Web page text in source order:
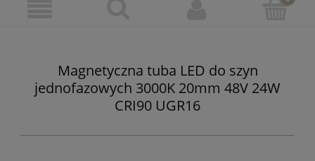
Magnetyczna tuba LED do szyn
jednofazowych 3000K 20mm 48V 24W
CRI90 UGR16